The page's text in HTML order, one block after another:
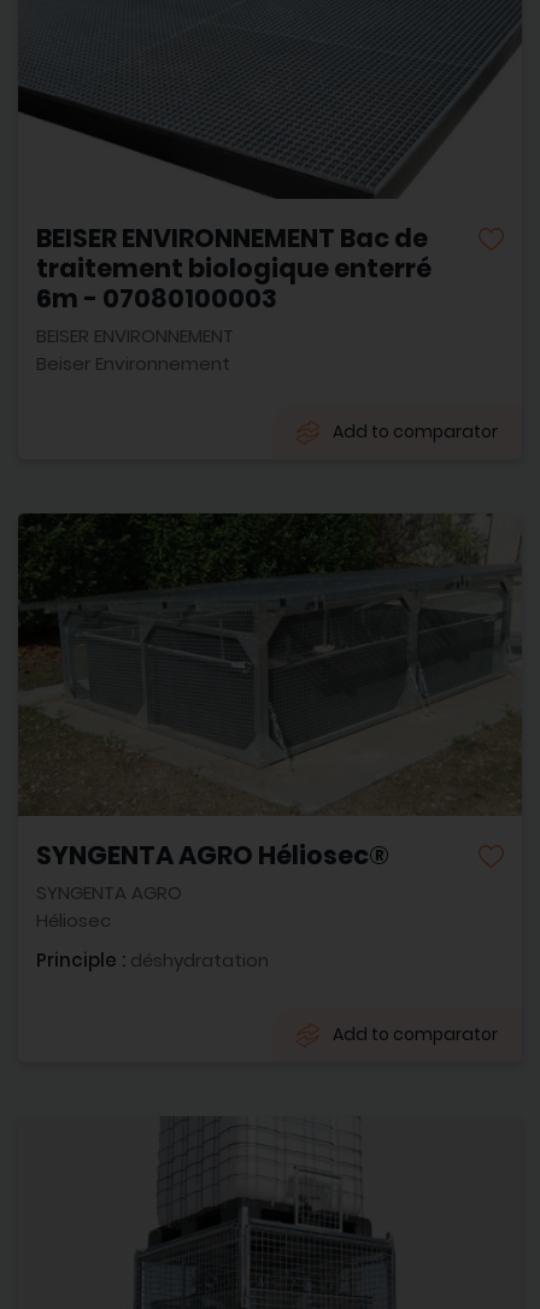
BEISER ENVIRONNEMENT Bac de
traitement biologique enterré
6m - 07080100003
BEISER ENVIRONNEMENT
Beiser Environnement
Add to comparator
SYNGENTA AGRO Héliosec®
SYNGENTA AGRO
Héliosec
Principle : déshydratation
Add to comparator